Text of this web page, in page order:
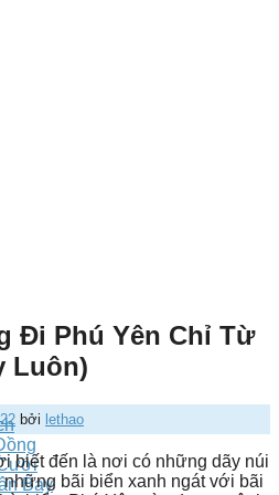
Bay
Đi Phú Yên Chỉ Từ
Luôn)
bởi lethao
biết đến là nơi có những dãy núi
bãi biển xanh ngát với bãi